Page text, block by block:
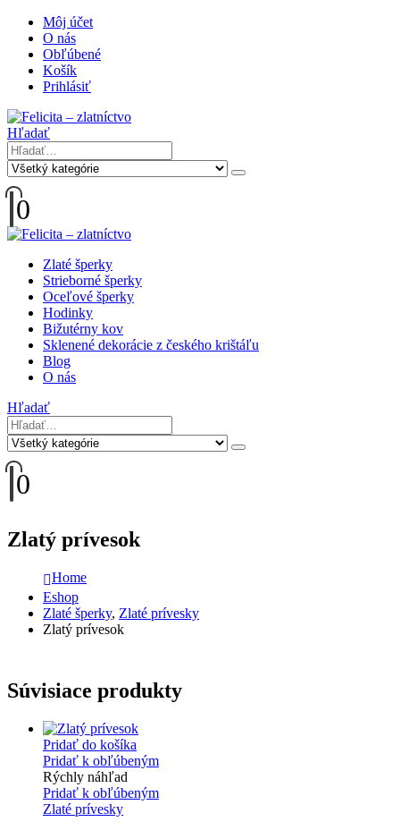
Môj účet
O nás
Obľúbené
Košík
Prihlásiť
Hľadať
0
Zlaté šperky
Strieborné šperky
Oceľové šperky
Hodinky
Bižutérny kov
Sklenené dekorácie z českého krištáľu
Blog
O nás
Hľadať
0
Zlatý prívesok
Home
Eshop
Zlaté šperky, Zlaté prívesky
Zlatý prívesok
Súvisiace produkty
Pridať do košíka
Pridať k obľúbeným
Rýchly náhľad
Pridať k obľúbeným
Zlaté prívesky